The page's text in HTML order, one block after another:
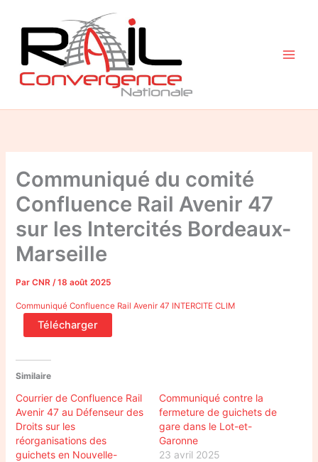
contenu
Communiqué du comité
Confluence Rail Avenir 47
sur les Intercités Bordeaux-
Marseille
ParCNR/18 août 2025
Communiqué Confluence Rail Avenir 47 INTERCITE CLIM
Télécharger
Similaire
Courrier de Confluence Rail
Avenir 47 au Défenseur des
Droits sur les
réorganisations des
guichets en Nouvelle-
Communiqué contre la
fermeture de guichets de
gare dans le Lot-et-
Garonne
23 avril 2025